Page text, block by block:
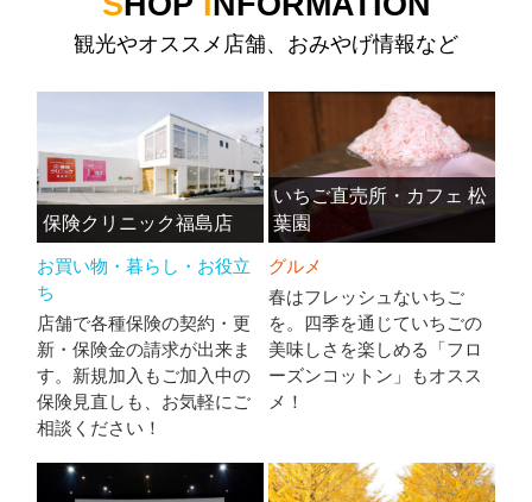
観光やオススメ店舗、おみやげ情報など
保険クリニック福島店
お買い物・暮らし・お役立
ち
店舗で各種保険の契約・更
新・保険金の請求が出来ま
す。新規加入もご加入中の
保険見直しも、お気軽にご
相談ください！
いちご直売所・カフェ 松
葉園
グルメ
春はフレッシュないちご
を。四季を通じていちごの
美味しさを楽しめる「フロ
ーズンコットン」もオスス
メ！